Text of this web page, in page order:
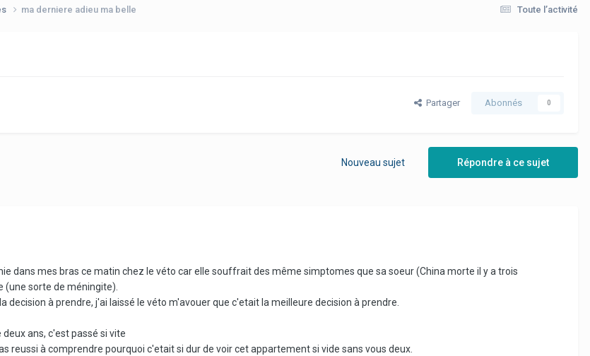
Toute l’activité
ma derniere adieu ma belle
Partager Abonnés 0
Répondre à ce sujet
Nouveau sujet
dans mes bras ce matin chez le véto car elle souffrait des même simptomes que sa soeur (China morte il y a trois
sorte de méningite).
decision à prendre, j'ai laissé le véto m'avouer que c'etait la meilleure decision à prendre.
ans, c'est passé si vite
reussi à comprendre pourquoi c'etait si dur de voir cet appartement si vide sans vous deux.